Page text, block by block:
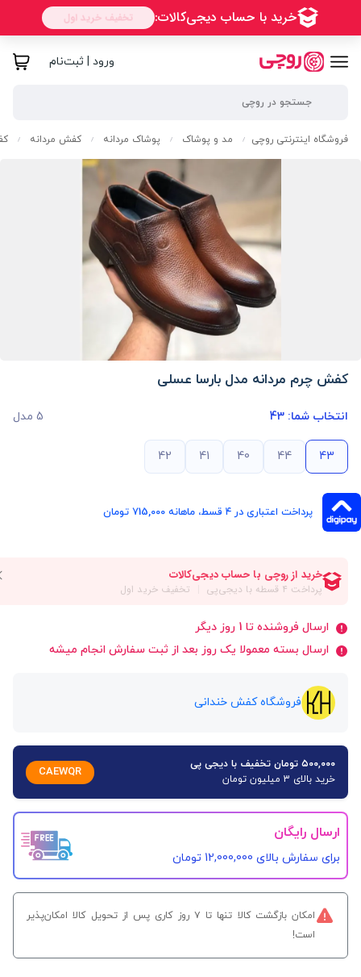
ورود | ثبت‌نام
فروشگاه اینترنتی روچی / مد و پوشاک / پوشاک مردانه / کفش مردانه /
کفش چرم مردانه مدل بارسا عسلی
انتخاب شما: 43 5 مدل
43
44
40
41
42
پرداخت اعتباری در ۴ قسط، ماهانه 715,000 تومان
ارسال فروشنده تا 1 روز دیگر
ارسال بسته معمولا یک روز بعد از ثبت سفارش انجام میشه
فروشگاه کفش خندانی
۵۰۰,۰۰۰ تومان تخفیف با دیجی پی
خرید بالای 3 میلیون تومان
CAEWQR
ارسال رایگان
برای سفارش‌ بالای 12,000,000 تومان
امکان بازگشت کالا تنها تا ۷ روز کاری پس از تحویل کالا امکان‌پذیر
است!